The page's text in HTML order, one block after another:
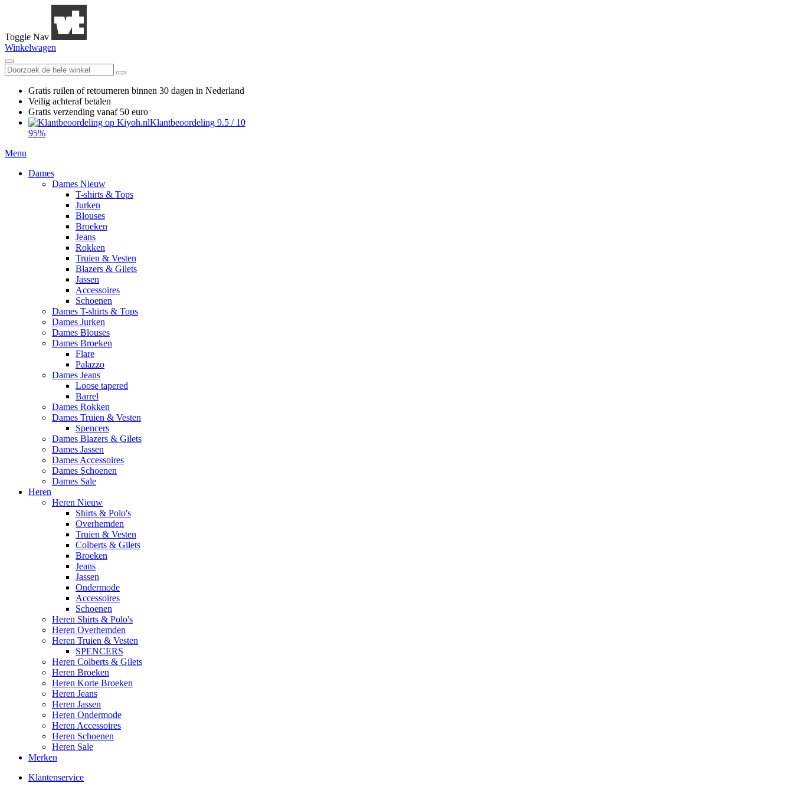
Toggle Nav
Winkelwagen
Gratis ruilen of retourneren binnen 30 dagen in Nederland
Veilig achteraf betalen
Gratis verzending vanaf 50 euro
Klantbeoordeling 9.5 / 10
95%
Menu
Dames
Dames Nieuw
T-shirts & Tops
Jurken
Blouses
Broeken
Jeans
Rokken
Truien & Vesten
Blazers & Gilets
Jassen
Accessoires
Schoenen
Dames T-shirts & Tops
Dames Jurken
Dames Blouses
Dames Broeken
Flare
Palazzo
Dames Jeans
Loose tapered
Barrel
Dames Rokken
Dames Truien & Vesten
Spencers
Dames Blazers & Gilets
Dames Jassen
Dames Accessoires
Dames Schoenen
Dames Sale
Heren
Heren Nieuw
Shirts & Polo's
Overhemden
Truien & Vesten
Colberts & Gilets
Broeken
Jeans
Jassen
Ondermode
Accessoires
Schoenen
Heren Shirts & Polo's
Heren Overhemden
Heren Truien & Vesten
SPENCERS
Heren Colberts & Gilets
Heren Broeken
Heren Korte Broeken
Heren Jeans
Heren Jassen
Heren Ondermode
Heren Accessoires
Heren Schoenen
Heren Sale
Merken
Klantenservice